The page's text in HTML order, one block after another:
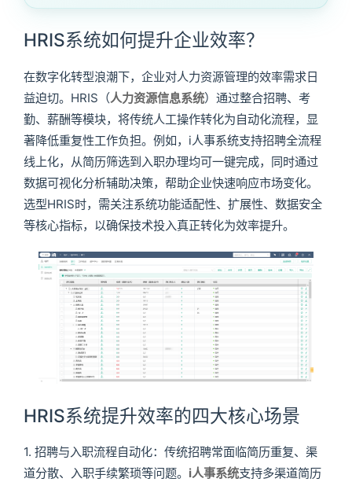
HRIS系统如何提升企业效率？
在数字化转型浪潮下，企业对人力资源管理的效率需求日
益迫切。HRIS（人力资源信息系统）通过整合招聘、考
勤、薪酬等模块，将传统人工操作转化为自动化流程，显
著降低重复性工作负担。例如，i人事系统支持招聘全流程
线上化，从简历筛选到入职办理均可一键完成，同时通过
数据可视化分析辅助决策，帮助企业快速响应市场变化。
选型HRIS时，需关注系统功能适配性、扩展性、数据安全
等核心指标，以确保技术投入真正转化为效率提升。
HRIS系统提升效率的四大核心场景
1. 招聘与入职流程自动化：传统招聘常面临简历重复、渠
道分散、入职手续繁琐等问题。 i人事系统支持多渠道简历